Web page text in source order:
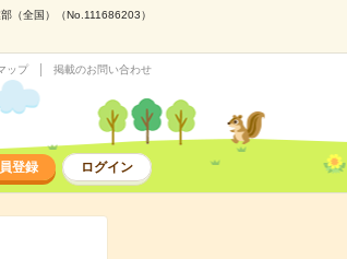
（全国）（No.111686203）
ップ 掲載のお問い合わせ
登録 ログイン